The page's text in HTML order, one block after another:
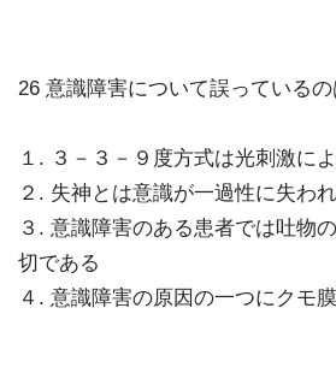
26 意識障害について誤っているの
１. ３－３－９度方式は光刺激に
２. 失神とは意識が一過性に失わ
３. 意識障害のある患者では吐物
切である
４. 意識障害の原因の一つにクモ